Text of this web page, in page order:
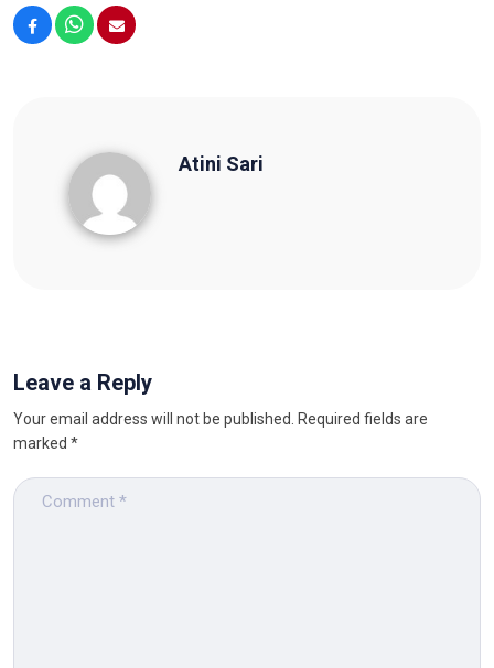
Atini Sari
Leave a Reply
Your email address will not be published.
Required fields are
marked *